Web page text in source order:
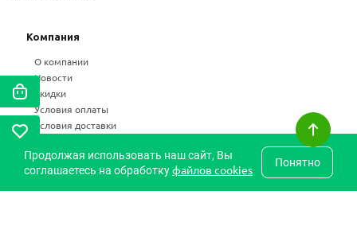
Компания
О компании
Новости
Скидки
Условия оплаты
Условия доставки
Статьи
Частые вопросы
Карта сайта
Продолжая использовать наш сайт, Вы
соглашаетесь на обработкуфайлов cookies Понятно